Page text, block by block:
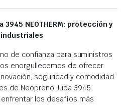
NEOTHERM: protección y
de confianza para suministros
enorgullecemos de ofrecer
seguridad y comodidad.
de Neopreno Juba 3945
enfrentar los desafíos más